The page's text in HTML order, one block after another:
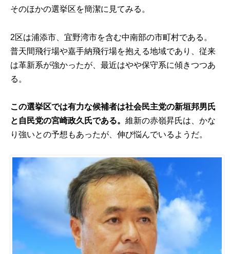
そのほかの選挙区を簡潔に見てみる。
2区は浦添市、宜野湾市を含む中南部の市町村である。
普天間飛行場や嘉手納飛行場を抱える地域であり、従来
は革新系が強かったが、最近はやや保守系に傾きつつあ
る。
この選挙区では有力な候補者は社会民主党の新垣邦男氏
と自民党の宮崎政久氏である。維新の赤嶺昇氏は、かな
り強いとの予想もあったが、伸び悩んでいるようだ。